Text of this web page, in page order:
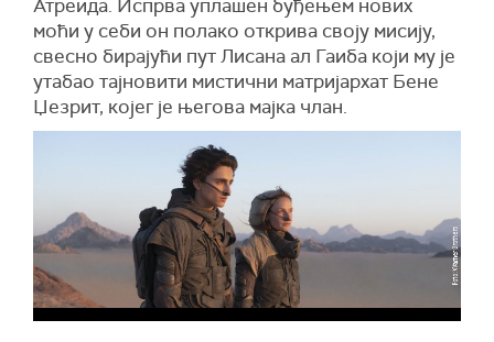
Атреида. Испрва уплашен буђењем нових
моћи у себи он полако открива своју мисију,
свесно бирајући пут Лисана ал Гаиба који му је
утабао тајновити мистични матријархат Бене
Џезрит, којег је његова мајка члан.